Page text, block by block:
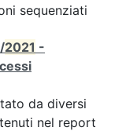
sequenziati
2021 -
da diversi
nel report